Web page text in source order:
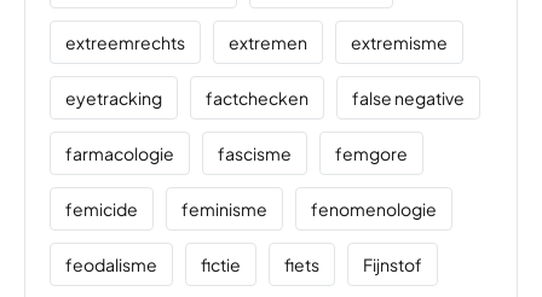
extreemrechts extremen extremisme
eyetracking factchecken false negative
farmacologie fascisme femgore
femicide feminisme fenomenologie
feodalisme fictie fiets Fijnstof